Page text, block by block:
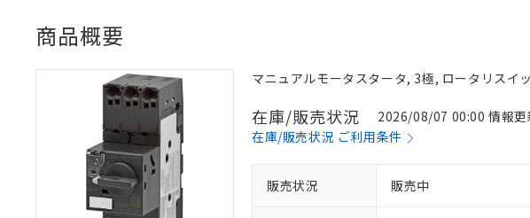
商品概要
マニュアルモータスタータ, 3極, ロータリスイ
在庫/販売状況
2026/08/07 00:00 情報更
在庫/販売状況 ご利用条件
販売状況 販売中